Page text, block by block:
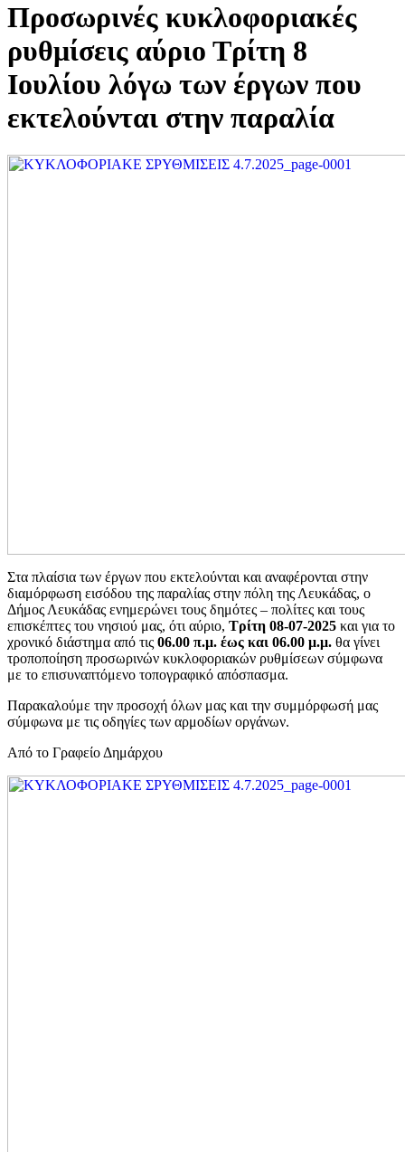
Προσωρινές κυκλοφοριακές
ρυθμίσεις αύριο Τρίτη 8
Ιουλίου λόγω των έργων που
εκτελούνται στην παραλία
Στα πλαίσια των έργων που εκτελούνται και αναφέρονται στην
διαμόρφωση εισόδου της παραλίας στην πόλη της Λευκάδας, ο
Δήμος Λευκάδας ενημερώνει τους δημότες – πολίτες και τους
επισκέπτες του νησιού μας, ότι αύριο, Τρίτη 08-07-2025 και για το
χρονικό διάστημα από τις 06.00 π.μ. έως και 06.00 μ.μ. θα γίνει
τροποποίηση προσωρινών κυκλοφοριακών ρυθμίσεων σύμφωνα
με το επισυναπτόμενο τοπογραφικό απόσπασμα.
Παρακαλούμε την προσοχή όλων μας και την συμμόρφωσή μας
σύμφωνα με τις οδηγίες των αρμοδίων οργάνων.
Από το Γραφείο Δημάρχου